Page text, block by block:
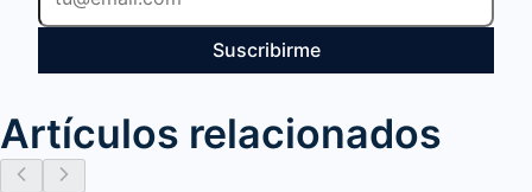
Suscribirme
Artículos relacionados